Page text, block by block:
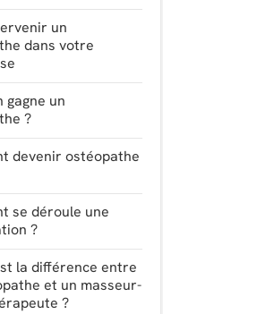
un
dans votre
gagne un
?
devenir ostéopathe
se déroule une
?
la différence entre
et un masseur-
?